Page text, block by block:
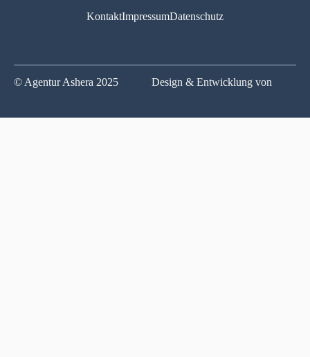
KontaktImpressumDatenschutz
© Agentur Ashera 2025 Design & Entwicklung von